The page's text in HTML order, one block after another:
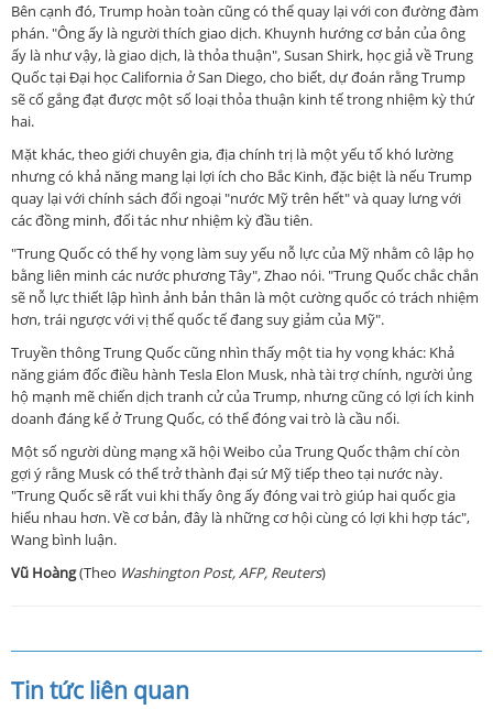
Bên cạnh đó, Trump hoàn toàn cũng có thể quay lại với con đường đàm
phán. "Ông ấy là người thích giao dịch. Khuynh hướng cơ bản của ông
ấy là như vậy, là giao dịch, là thỏa thuận", Susan Shirk, học giả về Trung
Quốc tại Đại học California ở San Diego, cho biết, dự đoán rằng Trump
sẽ cố gắng đạt được một số loại thỏa thuận kinh tế trong nhiệm kỳ thứ
hai.
Mặt khác, theo giới chuyên gia, địa chính trị là một yếu tố khó lường
nhưng có khả năng mang lại lợi ích cho Bắc Kinh, đặc biệt là nếu Trump
quay lại với chính sách đối ngoại "nước Mỹ trên hết" và quay lưng với
các đồng minh, đối tác như nhiệm kỳ đầu tiên.
"Trung Quốc có thể hy vọng làm suy yếu nỗ lực của Mỹ nhằm cô lập họ
bằng liên minh các nước phương Tây", Zhao nói. "Trung Quốc chắc chắn
sẽ nỗ lực thiết lập hình ảnh bản thân là một cường quốc có trách nhiệm
hơn, trái ngược với vị thế quốc tế đang suy giảm của Mỹ".
Truyền thông Trung Quốc cũng nhìn thấy một tia hy vọng khác: Khả
năng giám đốc điều hành Tesla Elon Musk, nhà tài trợ chính, người ủng
hộ mạnh mẽ chiến dịch tranh cử của Trump, nhưng cũng có lợi ích kinh
doanh đáng kể ở Trung Quốc, có thể đóng vai trò là cầu nối.
Một số người dùng mạng xã hội Weibo của Trung Quốc thậm chí còn
gợi ý rằng Musk có thể trở thành đại sứ Mỹ tiếp theo tại nước này.
"Trung Quốc sẽ rất vui khi thấy ông ấy đóng vai trò giúp hai quốc gia
hiểu nhau hơn. Về cơ bản, đây là những cơ hội cùng có lợi khi hợp tác",
Wang bình luận.
Vũ Hoàng(Theo Washington Post, AFP, Reuters)
Tin tức liên quan